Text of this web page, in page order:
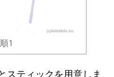
1
スティックを用意しま